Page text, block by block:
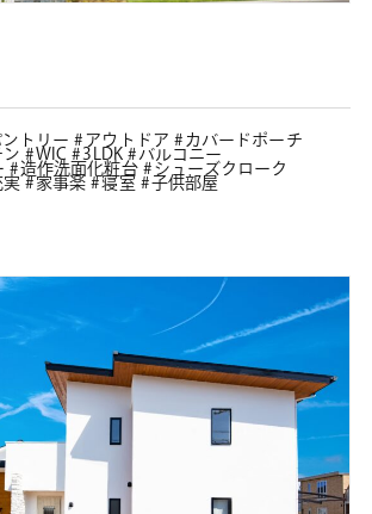
ントリー アウトドア
カバードポーチ
WIC 3LDK
バルコニー
造作洗面化粧台
シューズクローク
実 家事楽 寝室 子供部屋